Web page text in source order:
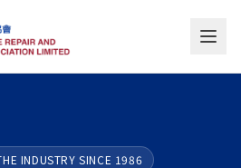
INDUSTRY SINCE 1986